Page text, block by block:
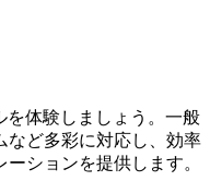
を体験しましょう。一般
など多彩に対応し、効率
ションを提供します。